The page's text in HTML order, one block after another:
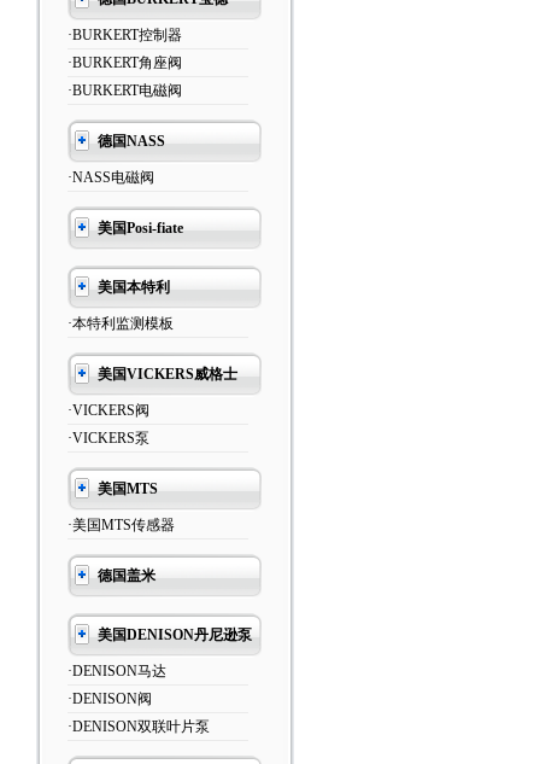
·BURKERT控制器
·BURKERT角座阀
·BURKERT电磁阀
德国NASS
·NASS电磁阀
美国Posi-fiate
美国本特利
·本特利监测模板
美国VICKERS威格士
·VICKERS阀
·VICKERS泵
美国MTS
·美国MTS传感器
德国盖米
美国DENISON丹尼逊泵
·DENISON马达
·DENISON阀
·DENISON双联叶片泵